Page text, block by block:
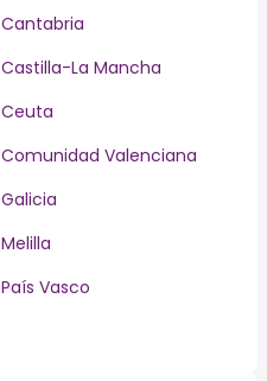
Cantabria
Castilla-La Mancha
Ceuta
Comunidad Valenciana
Galicia
Melilla
País Vasco